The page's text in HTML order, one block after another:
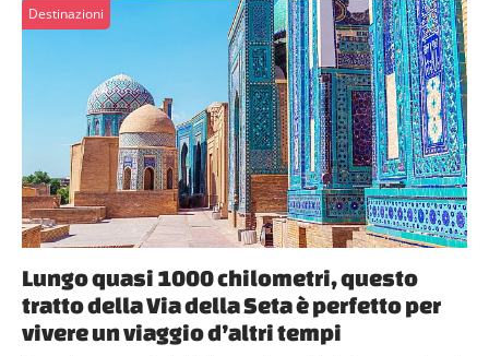
Destinazioni
Lungo quasi 1000 chilometri, questo
tratto della Via della Seta è perfetto per
vivere un viaggio d’altri tempi